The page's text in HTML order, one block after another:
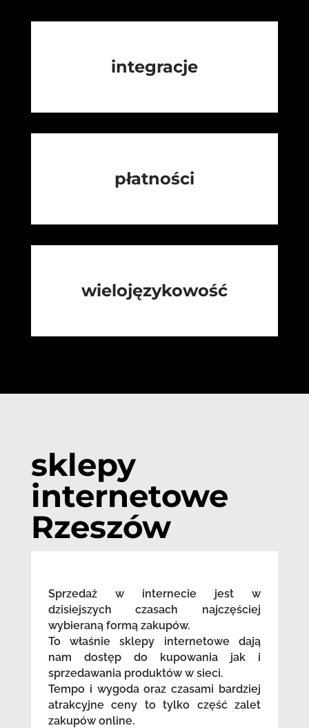
integracje
płatności
wielojęzykowość
sklepy
internetowe
Rzeszów
Sprzedaż w internecie jest w
dzisiejszych czasach najczęściej
wybieraną formą zakupów.
To właśnie sklepy internetowe dają
nam dostęp do kupowania jak i
sprzedawania produktów w sieci.
Tempo i wygoda oraz czasami bardziej
atrakcyjne ceny to tylko część zalet
zakupów online.